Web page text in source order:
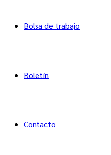
Bolsa de trabajo
Boletín
Contacto